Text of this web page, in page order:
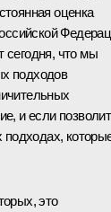
оценка
сегодня, что мы
подходов
и если
подходах,
это